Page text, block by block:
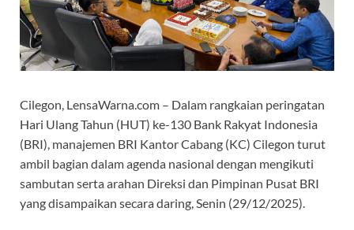
Cilegon, LensaWarna.com – Dalam rangkaian peringatan
Hari Ulang Tahun (HUT) ke-130 Bank Rakyat Indonesia
(BRI), manajemen BRI Kantor Cabang (KC) Cilegon turut
ambil bagian dalam agenda nasional dengan mengikuti
sambutan serta arahan Direksi dan Pimpinan Pusat BRI
yang disampaikan secara daring, Senin (29/12/2025).